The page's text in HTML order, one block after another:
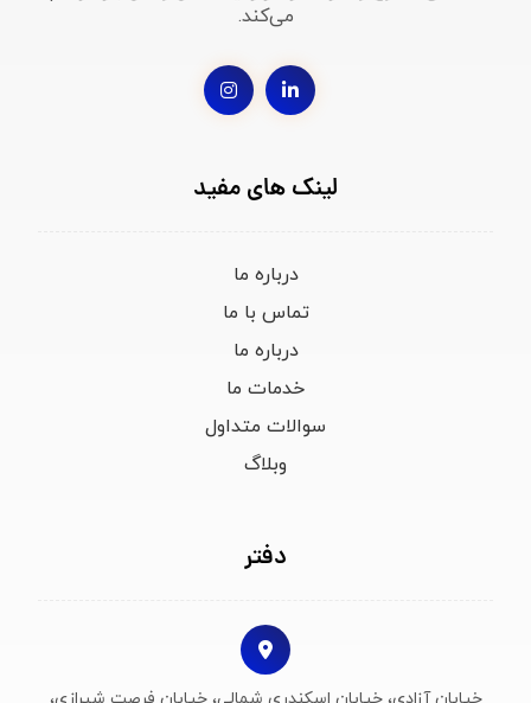
می‌کند.
لینک های مفید
درباره ما
تماس با ما
درباره ما
خدمات ما
سوالات متداول
وبلاگ
دفتر